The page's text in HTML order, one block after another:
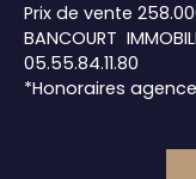
Prix de vente
BANCOURT
05.55.84.11.80
*Honoraires